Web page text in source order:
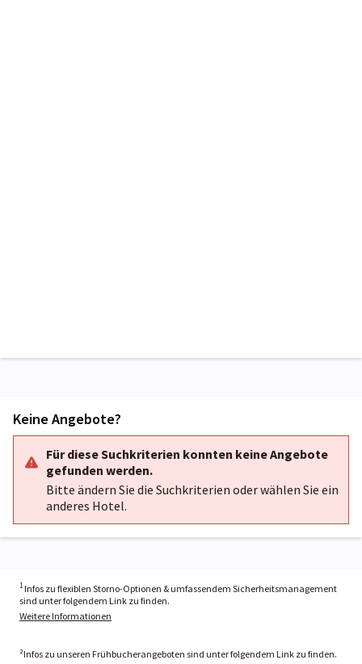
Keine Angebote?
Für diese Suchkriterien konnten keine Angebote
gefunden werden.
Bitte ändern Sie die Suchkriterien oder wählen Sie ein
anderes Hotel.
1 Infos zu flexiblen Storno-Optionen & umfassendem Sicherheitsmanagement
sind unter folgendem Link zu finden.
Weitere Informationen
²Infos zu unseren Frühbucherangeboten sind unter folgendem Link zu finden.